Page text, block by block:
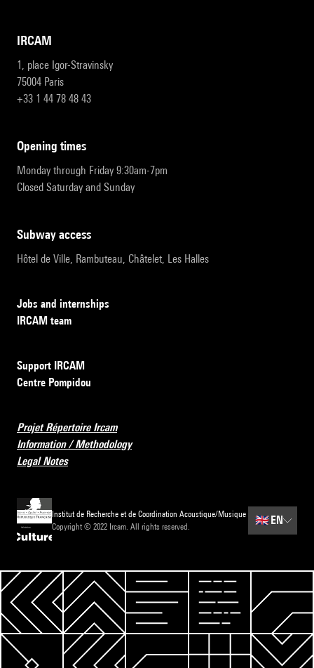
IRCAM
1, place Igor-Stravinsky
75004 Paris
+33 1 44 78 48 43
opening times
Monday through Friday 9:30am-7pm
Closed Saturday and Sunday
subway access
Hôtel de Ville, Rambuteau, Châtelet, Les Halles
Jobs and internships
IRCAM team
Support IRCAM
Centre Pompidou
Projet Répertoire Ircam
Information / Methodology
Legal Notes
Institut de Recherche et de Coordination Acoustique/Musique
Copyright © 2022 Ircam. All rights reserved.
🇬🇧 EN